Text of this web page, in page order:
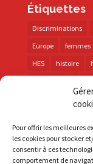
Pour offrir les meilleures
les cookies pour stocker
consentir à ces
comportement de
Étiquettes
Discriminations
Europe
femmes
HES
histoire
santé
sida